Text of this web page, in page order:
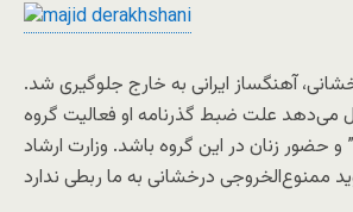
آهنگساز ایرانی به خارج جلوگیری شد.
می‌دهد علت ضبط گذرنامه او فعالیت گروه
و حضور زنان در این گروه باشد. وزارت ارشاد